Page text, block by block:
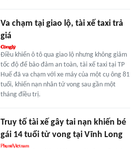
Va chạm tại giao lộ, tài xế taxi trả
giá
Điều khiển ô tô qua giao lộ nhưng không giảm
tốc độ để bảo đảm an toàn, tài xế taxi tại TP
Huế đã va chạm với xe máy của một cụ ông 81
tuổi, khiến nạn nhân tử vong sau gần một
tháng điều trị.
Truy tố tài xế gây tai nạn khiến bé
gái 14 tuổi tử vong tại Vĩnh Long